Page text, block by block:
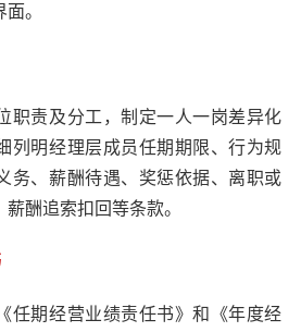
。
职责及分工，制定一人一岗差异化
列明经理层成员任期期限、行为规
务、薪酬待遇、奖惩依据、离职或
酬追索扣回等条款。
任期经营业绩责任书》和《年度经